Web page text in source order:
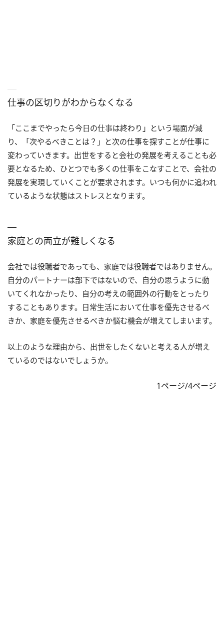
仕事の区切りがわからなくなる
「ここまでやったら今日の仕事は終わり」という場面が減
り、「次やるべきことは？」と次の仕事を探すことが仕事に
変わっていきます。出世をすると会社の発展を考えることも必
要となるため、ひとつでも多くの仕事をこなすことで、会社の
発展を実現していくことが要求されます。いつも何かに追われ
ているような状態はストレスとなります。
家庭との両立が難しくなる
会社では役職者であっても、家庭では役職者ではありません。
自分のパートナーは部下ではないので、自分の思うように動
いてくれなかったり、自分の考えの範囲外の行動をとったり
することもあります。日常生活において仕事を優先させるべ
きか、家庭を優先させるべきか悩む機会が増えてしまいます。
以上のような理由から、出世をしたくないと考える人が増え
ているのではないでしょうか。
1ページ/4ページ